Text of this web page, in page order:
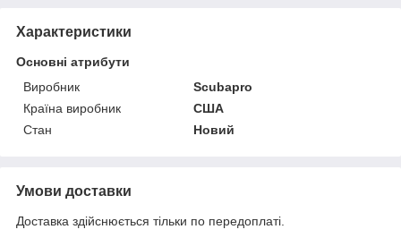
Характеристики
Основні атрибути
Виробник
Scubapro
Країна виробник
США
Стан
Новий
Умови доставки
Доставка здійснюється тільки по передоплаті.